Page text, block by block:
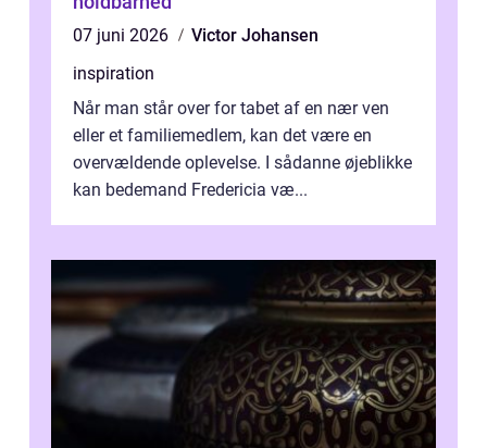
07 juni 2026
Victor Johansen
inspiration
Når man står over for tabet af en nær ven
eller et familiemedlem, kan det være en
overvældende oplevelse. I sådanne øjeblikke
kan bedemand Fredericia væ...